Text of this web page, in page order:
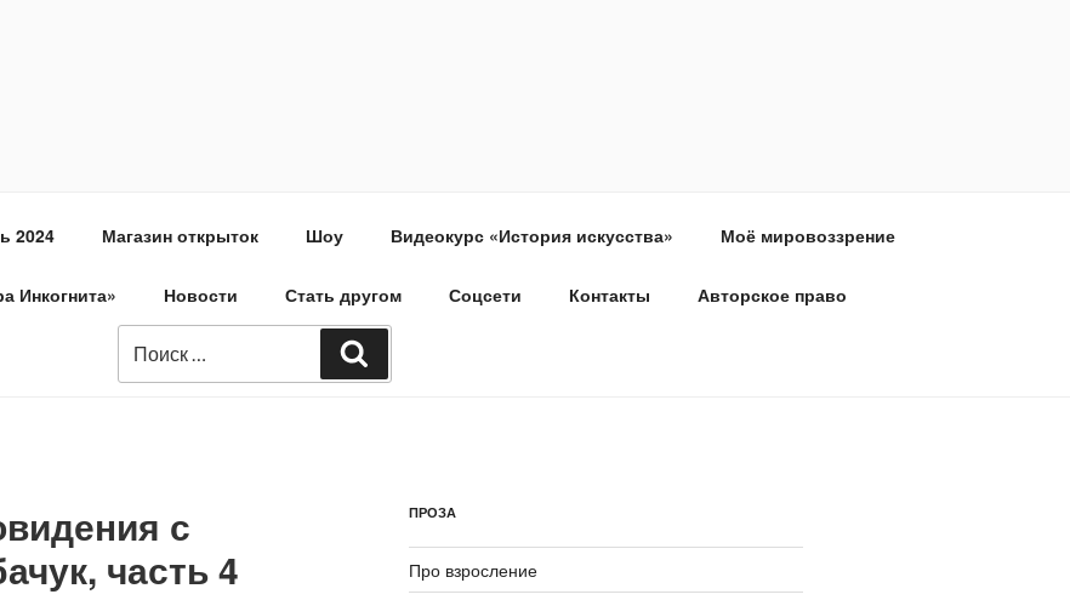
2024 Магазин открыток Шоу Видеокурс «История искусства» Моё мировоззрение
Инкогнита» Новости Стать другом Соцсети Контакты Авторское право
с
часть 4
ПРОЗА
Про взросление